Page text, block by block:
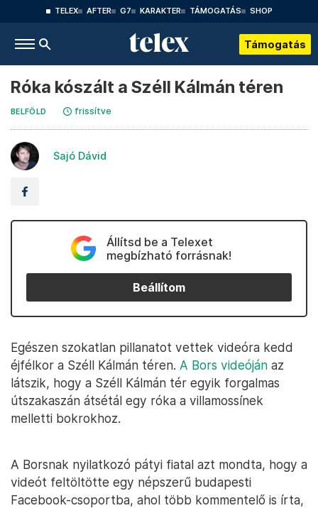
TELEX AFTER G7 KARAKTER TÁMOGATÁS SHOP
Támogatás
Róka kószált a Széll Kálmán téren
BELFÖLD frissítve
Sajó Dávid
Állítsd be a Telexet
megbízható forrásnak!
Beállítom
Egészen szokatlan pillanatot vettek videóra kedd
éjfélkor a Széll Kálmán téren. A Bors videóján az
látszik, hogy a Széll Kálmán tér egyik forgalmas
útszakaszán átsétál egy róka a villamossínek
melletti bokrokhoz.
A Borsnak nyilatkozó pátyi fiatal azt mondta, hogy a
videót feltöltötte egy népszerű budapesti
Facebook-csoportba, ahol több kommentelő is írta,